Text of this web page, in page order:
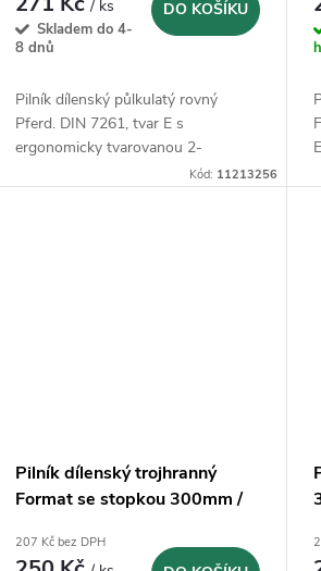
/ ks
Skladem do 4-
8 dnů
DO KOŠÍKU
Pilník dílenský půlkulatý rovný
Pferd. DIN 7261, tvar E s
ergonomicky tvarovanou 2-
složkovou plastovou rukojetí
Kód: 11213256
E
Pilník dílenský trojhranný
Format se stopkou 300mm /
207 Kč bez DPH